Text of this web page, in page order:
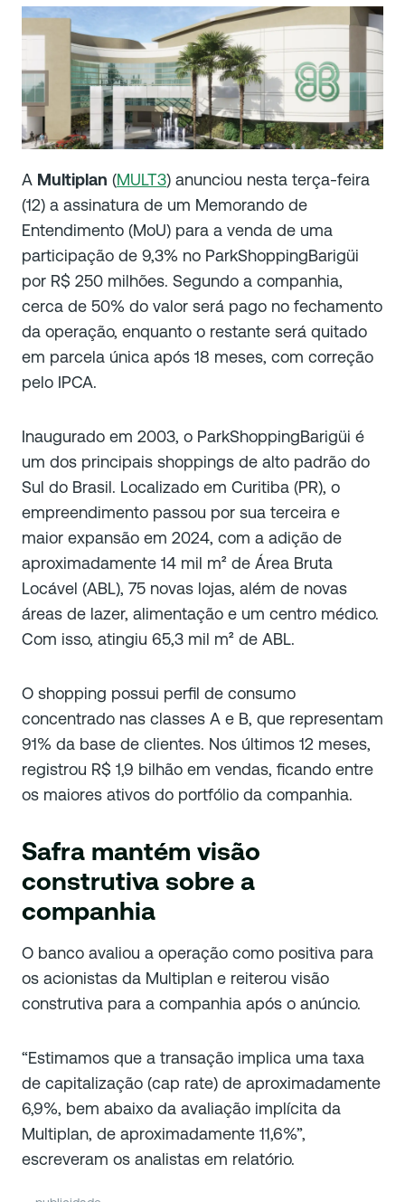
A Multiplan (MULT3) anunciou nesta terça-feira
(12) a assinatura de um Memorando de
Entendimento (MoU) para a venda de uma
participação de 9,3% no ParkShoppingBarigüi
por R$ 250 milhões. Segundo a companhia,
cerca de 50% do valor será pago no fechamento
da operação, enquanto o restante será quitado
em parcela única após 18 meses, com correção
pelo IPCA.
Inaugurado em 2003, o ParkShoppingBarigüi é
um dos principais shoppings de alto padrão do
Sul do Brasil. Localizado em Curitiba (PR), o
empreendimento passou por sua terceira e
maior expansão em 2024, com a adição de
aproximadamente 14 mil m² de Área Bruta
Locável (ABL), 75 novas lojas, além de novas
áreas de lazer, alimentação e um centro médico.
Com isso, atingiu 65,3 mil m² de ABL.
O shopping possui perfil de consumo
concentrado nas classes A e B, que representam
91% da base de clientes. Nos últimos 12 meses,
registrou R$ 1,9 bilhão em vendas, ficando entre
os maiores ativos do portfólio da companhia.
Safra mantém visão
construtiva sobre a
companhia
O banco avaliou a operação como positiva para
os acionistas da Multiplan e reiterou visão
construtiva para a companhia após o anúncio.
“Estimamos que a transação implica uma taxa
de capitalização (cap rate) de aproximadamente
6,9%, bem abaixo da avaliação implícita da
Multiplan, de aproximadamente 11,6%”,
escreveram os analistas em relatório.